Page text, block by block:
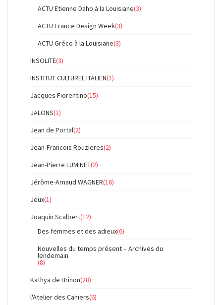
ACTU Etienne Daho à la Louisiane(3)
ACTU France Design Week(3)
ACTU Gréco à la Louisiane(3)
INSOLITE(3)
INSTITUT CULTUREL ITALIEN(1)
Jacques Fiorentino(15)
JALONS(1)
Jean de Portal(2)
Jean-Francois Rouzieres(2)
Jean-Pierre LUMINET(2)
Jérôme-Arnaud WAGNER(16)
Jeux(1)
Joaquin Scalbert(12)
Des femmes et des adieux(6)
Nouvelles du temps présent – Archives du
lendemain
(8)
Kathya de Brinon(28)
l'Atelier des Cahiers(6)